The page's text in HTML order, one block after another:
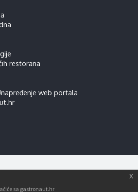
restorana
web portala
sa gastronaut.hr
x